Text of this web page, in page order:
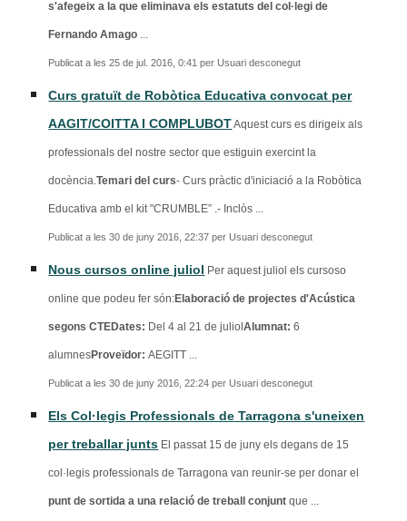
s'afegeix a la que eliminava els estatuts del col·legi de
Fernando Amago ...
Publicat a les 25 de jul. 2016, 0:41 per Usuari desconegut
Curs gratuït de Robòtica Educativa convocat per
AAGIT/COITTA I COMPLUBOTAquest curs es dirigeix als
professionals del nostre sector que estiguin exercint la
docència.Temari del curs- Curs pràctic d'iniciació a la Robòtica
Educativa amb el kit "CRUMBLE” .- Inclòs ...
Publicat a les 30 de juny 2016, 22:37 per Usuari desconegut
Nous cursos online juliol Per aquest juliol els cursoso
online que podeu fer són:Elaboració de projectes d'Acústica
segons CTEDates: Del 4 al 21 de juliolAlumnat:6
alumnesProveïdor:AEGITT ...
Publicat a les 30 de juny 2016, 22:24 per Usuari desconegut
Els Col·legis Professionals de Tarragona s'uneixen
per treballar junts El passat 15 de juny els degans de 15
col·legis professionals de Tarragona van reunir-se per donar el
punt de sortida a una relació de treball conjunt que ...